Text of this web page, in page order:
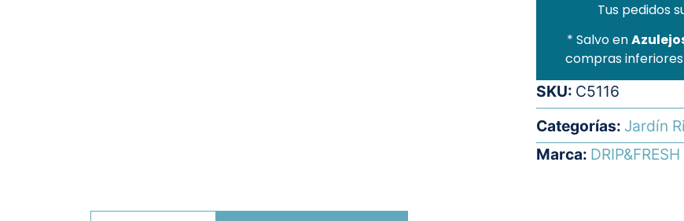
Tus pedidos
* Salvo en
compras
SKU: C5116
Categorías: Jardín
Marca: